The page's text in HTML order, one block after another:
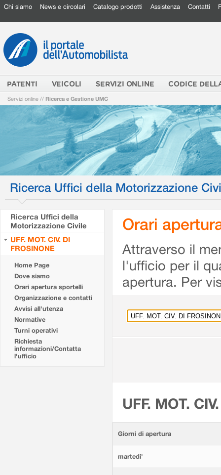
Chi siamo News e circolari Catalogo prodotti Assistenza Contatti
PATENTI VEICOLI SERVIZI ONLINE CODICE
Servizi online // Ricerca e Gestione UMC
Ricerca Uffici della Motorizzazione
Ricerca Uffici della
Motorizzazione Civile
UFF. MOT. CIV. DI
FROSINONE
Home Page
Dove siamo
Orari apertura sportelli
Organizzazione e contatti
Avvisi all'utenza
Normative
Turni operativi
Richiesta
informazioni/Contatta
l'ufficio
Orari
Attraverso il
l'ufficio per il
apertura. Per
UFF. MOT.
Giorni di apertura
martedi'